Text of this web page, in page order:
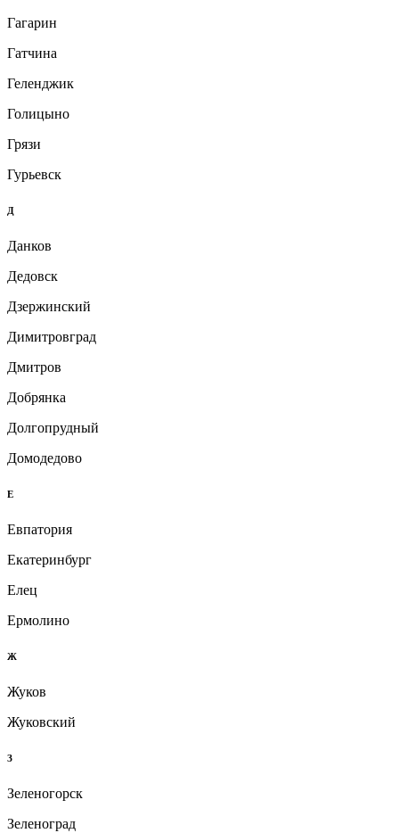
Гагарин
Гатчина
Геленджик
Голицыно
Грязи
Гурьевск
Д
Данков
Дедовск
Дзержинский
Димитровград
Дмитров
Добрянка
Долгопрудный
Домодедово
Е
Евпатория
Екатеринбург
Елец
Ермолино
Ж
Жуков
Жуковский
З
Зеленогорск
Зеленоград